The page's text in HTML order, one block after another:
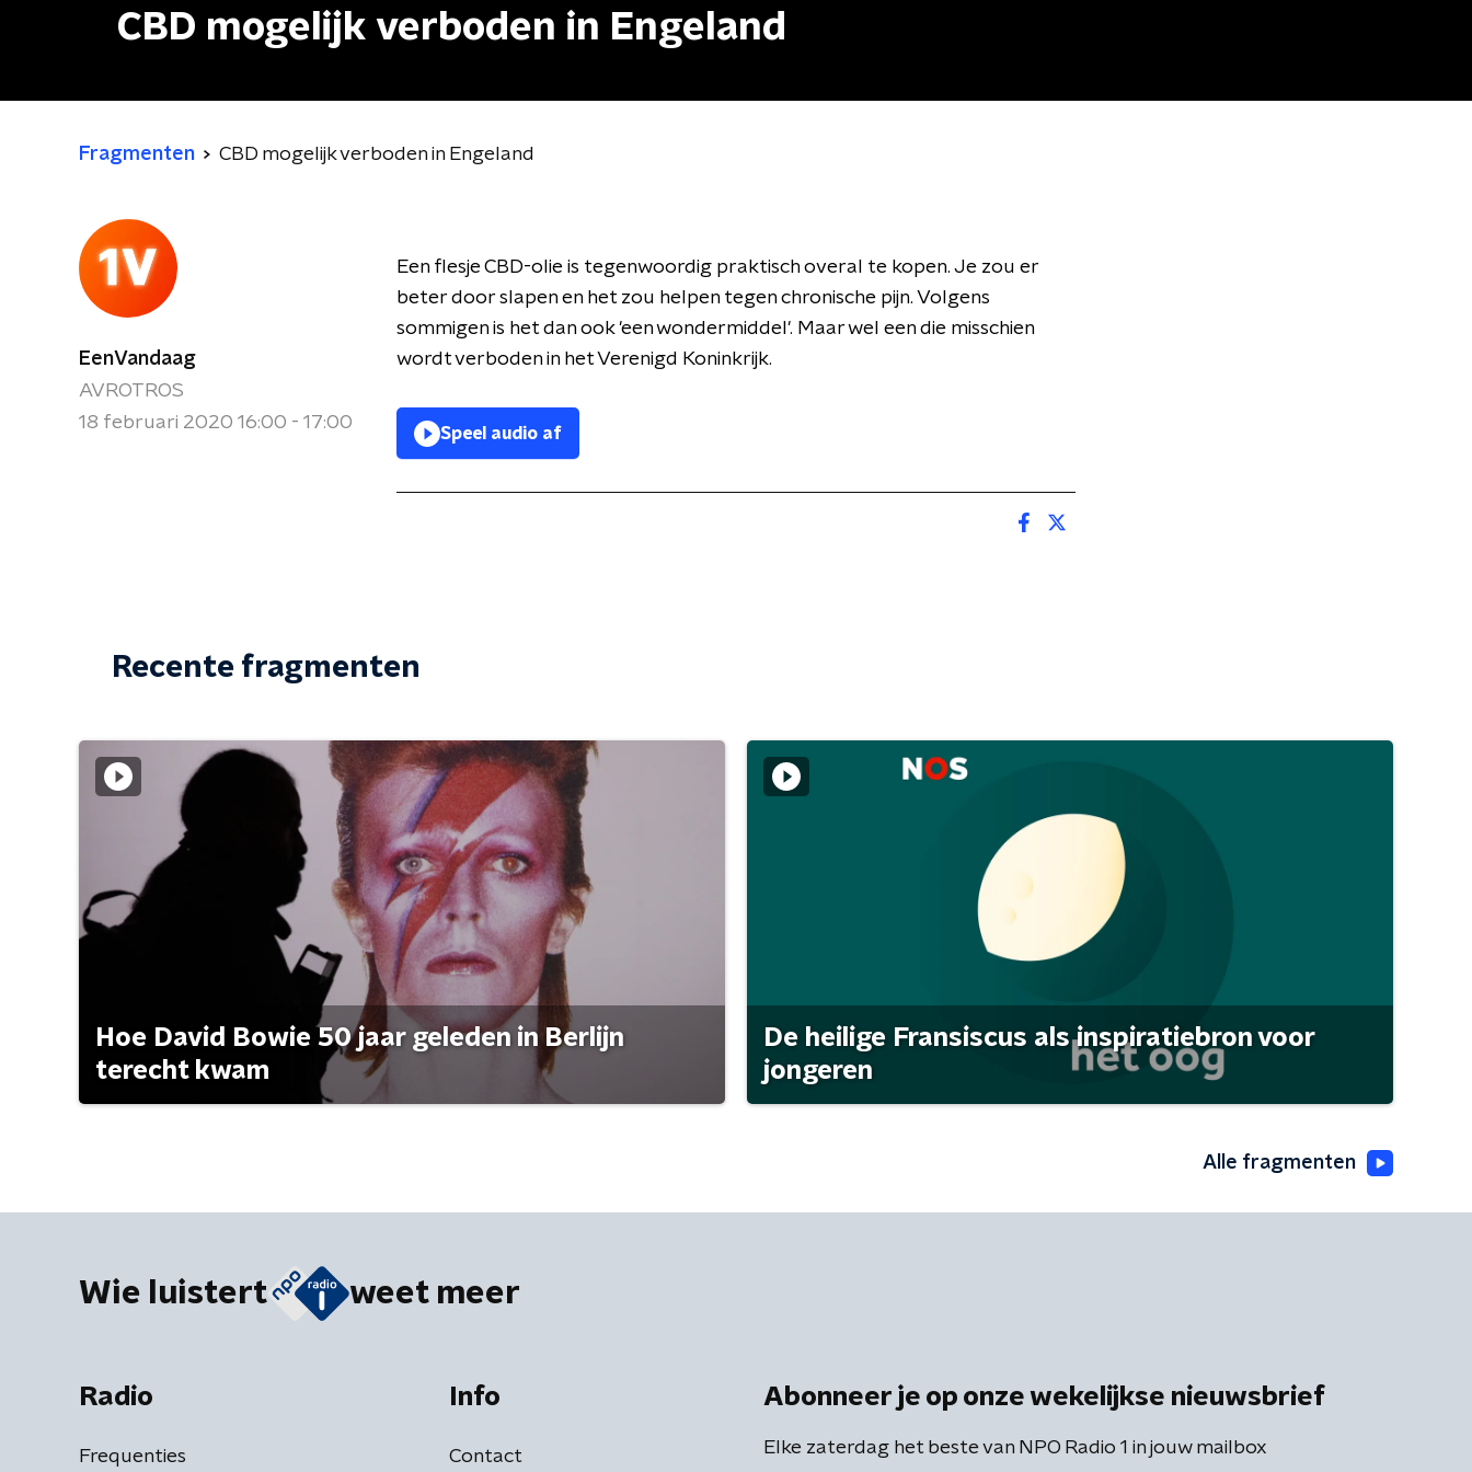
CBD mogelijk verboden in Engeland
Fragmenten CBD mogelijk verboden in Engeland
EenVandaag
AVROTROS
18 februari 2020 16:00 - 17:00
Een flesje CBD-olie is tegenwoordig praktisch overal te kopen. Je zou er
beter door slapen en het zou helpen tegen chronische pijn. Volgens
sommigen is het dan ook 'een wondermiddel'. Maar wel een die misschien
wordt verboden in het Verenigd Koninkrijk.
Speel audio af
Recente fragmenten
Hoe David Bowie 50 jaar geleden in Berlijn
terecht kwam
De heilige Fransiscus als inspiratiebron voor
jongeren
Alle fragmenten
Wie luistert weet meer
Radio
Frequenties
Info
Contact
Abonneer je op onze wekelijkse nieuwsbrief
Elke zaterdag het beste van NPO Radio 1 in jouw mailbox